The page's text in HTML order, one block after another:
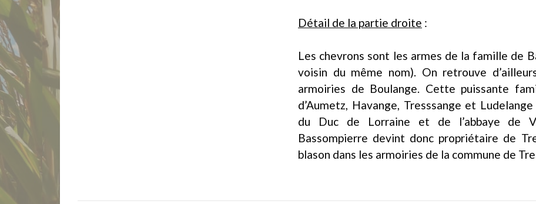
Détail de la partie droite :
Les chevrons sont les armes de la famille de
voisin du même nom). On retrouve
armoiries de Boulange. Cette puissante
d’Aumetz, Havange, Tresssange et
du Duc de Lorraine et de l’abbaye de
Bassompierre devint donc propriétaire de
blason dans les armoiries de la commune de